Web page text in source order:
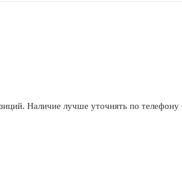
Наличие лучше уточнять по телефону